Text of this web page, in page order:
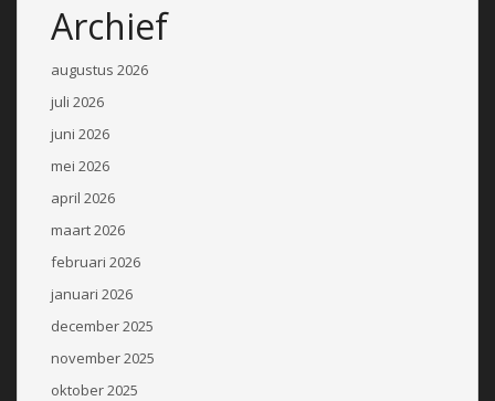
Archief
augustus 2026
juli 2026
juni 2026
mei 2026
april 2026
maart 2026
februari 2026
januari 2026
december 2025
november 2025
oktober 2025